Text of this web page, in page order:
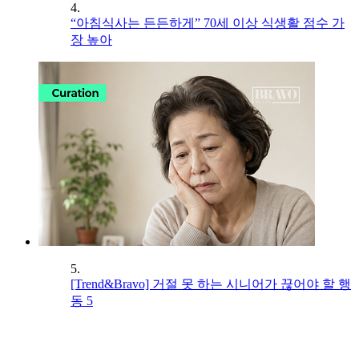
4.
“아침식사는 든든하게” 70세 이상 식생활 점수 가
장 높아
5.
[Trend&Bravo] 거절 못 하는 시니어가 끊어야 할 행
동 5